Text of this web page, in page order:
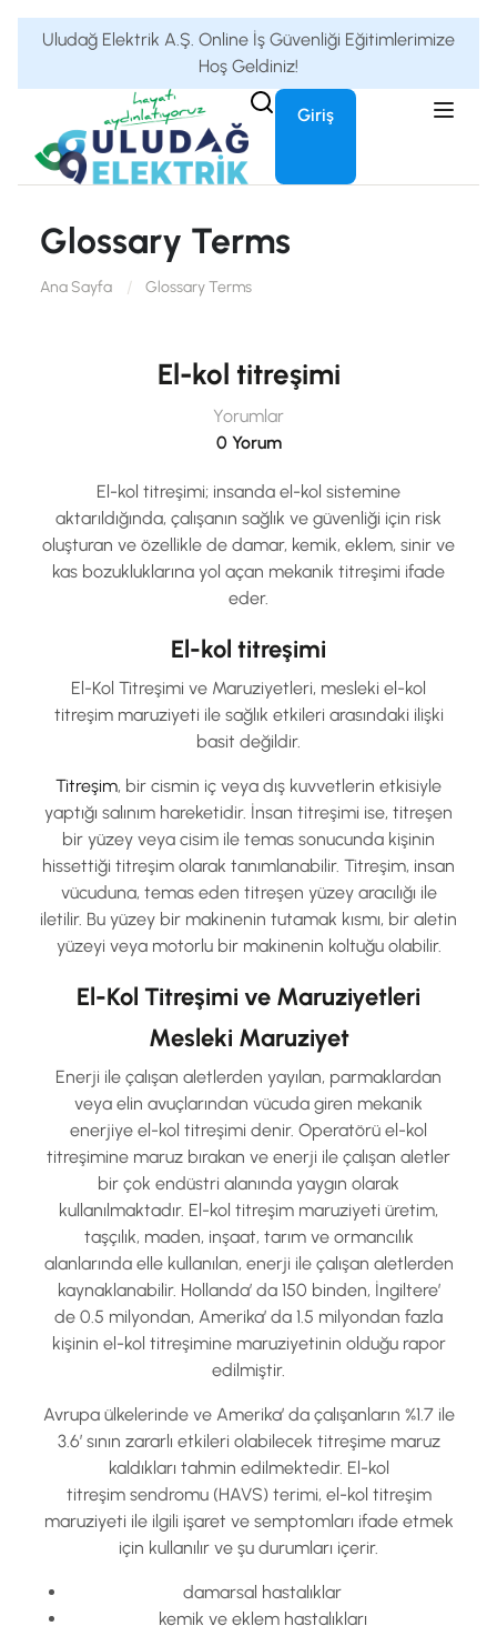
Uludağ Elektrik A.Ş. Online İş Güvenliği Eğitimlerimize
Hoş Geldiniz!
Giriş
Glossary Terms
Ana Sayfa Glossary Terms
El-kol titreşimi
Yorumlar
0 Yorum
El-kol titreşimi; insanda el-kol sistemine
aktarıldığında, çalışanın sağlık ve güvenliği için risk
oluşturan ve özellikle de damar, kemik, eklem, sinir ve
kas bozukluklarına yol açan mekanik titreşimi ifade
eder.
El-kol titreşimi
El-Kol Titreşimi ve Maruziyetleri, mesleki el-kol
titreşim maruziyeti ile sağlık etkileri arasındaki ilişki
basit değildir.
Titreşim, bir cismin iç veya dış kuvvetlerin etkisiyle
yaptığı salınım hareketidir. İnsan titreşimi ise, titreşen
bir yüzey veya cisim ile temas sonucunda kişinin
hissettiği titreşim olarak tanımlanabilir. Titreşim, insan
vücuduna, temas eden titreşen yüzey aracılığı ile
iletilir. Bu yüzey bir makinenin tutamak kısmı, bir aletin
yüzeyi veya motorlu bir makinenin koltuğu olabilir.
El-Kol Titreşimi ve Maruziyetleri
Mesleki Maruziyet
Enerji ile çalışan aletlerden yayılan, parmaklardan
veya elin avuçlarından vücuda giren mekanik
enerjiye el-kol titreşimi denir. Operatörü el-kol
titreşimine maruz bırakan ve enerji ile çalışan aletler
bir çok endüstri alanında yaygın olarak
kullanılmaktadır. El-kol titreşim maruziyeti üretim,
taşçılık, maden, inşaat, tarım ve ormancılık
alanlarında elle kullanılan, enerji ile çalışan aletlerden
kaynaklanabilir. Hollanda’ da 150 binden, İngiltere’
de 0.5 milyondan, Amerika’ da 1.5 milyondan fazla
kişinin el-kol titreşimine maruziyetinin olduğu rapor
edilmiştir.
Avrupa ülkelerinde ve Amerika’ da çalışanların %1.7 ile
3.6’ sının zararlı etkileri olabilecek titreşime maruz
kaldıkları tahmin edilmektedir. El-kol
titreşim sendromu (HAVS) terimi, el-kol titreşim
maruziyeti ile ilgili işaret ve semptomları ifade etmek
için kullanılır ve şu durumları içerir.
damarsal hastalıklar
kemik ve eklem hastalıkları